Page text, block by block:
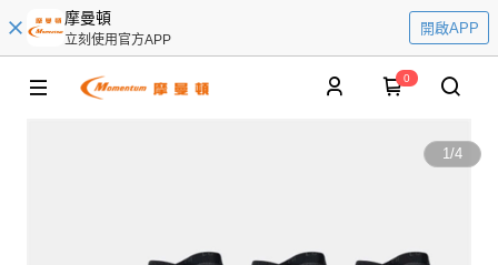
摩曼頓
立刻使用官方APP
開啟APP
0
1/4